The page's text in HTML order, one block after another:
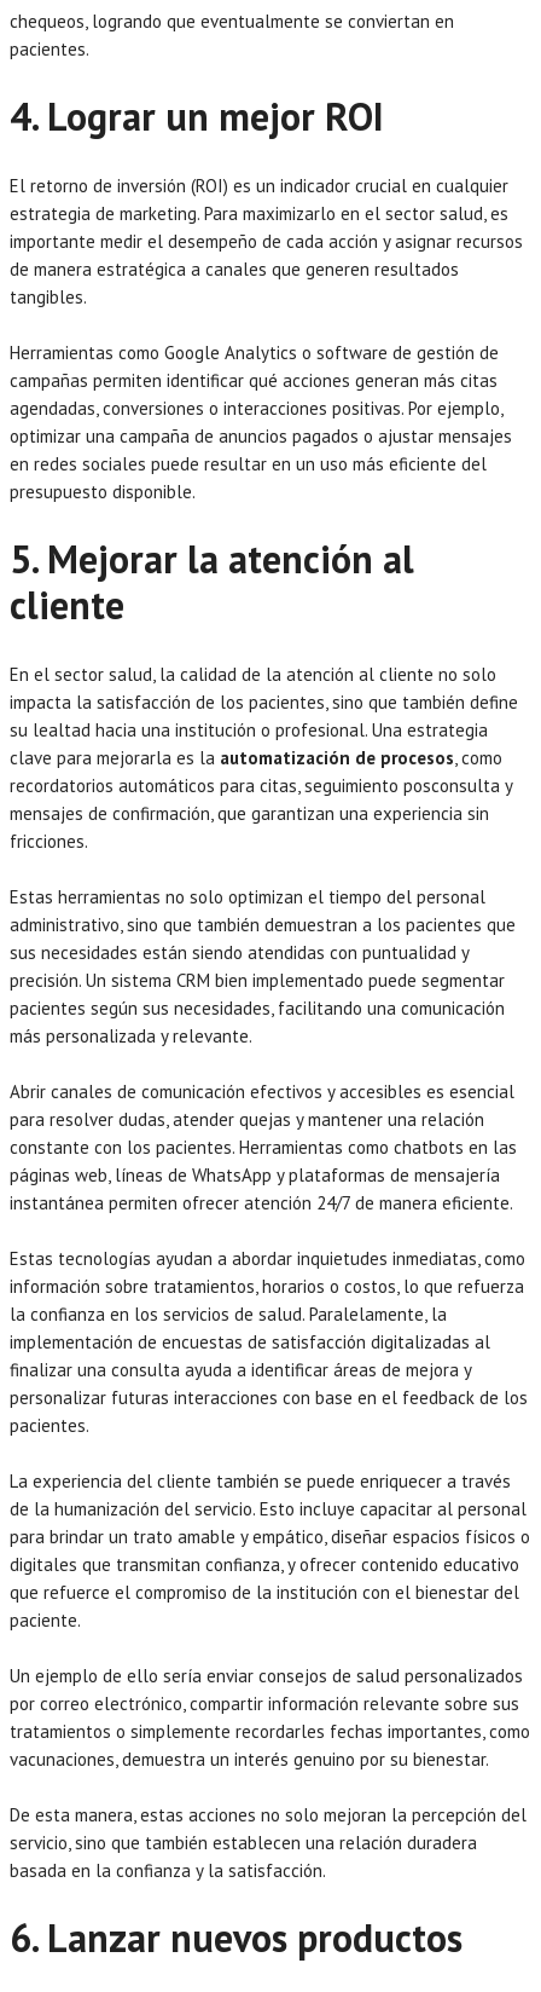
chequeos, logrando que eventualmente se conviertan en
pacientes.
4. Lograr un mejor ROI
El retorno de inversión (ROI) es un indicador crucial en cualquier
estrategia de marketing. Para maximizarlo en el sector salud, es
importante medir el desempeño de cada acción y asignar recursos
de manera estratégica a canales que generen resultados
tangibles.
Herramientas como Google Analytics o software de gestión de
campañas permiten identificar qué acciones generan más citas
agendadas, conversiones o interacciones positivas. Por ejemplo,
optimizar una campaña de anuncios pagados o ajustar mensajes
en redes sociales puede resultar en un uso más eficiente del
presupuesto disponible.
5. Mejorar la atención al
cliente
En el sector salud, la calidad de la atención al cliente no solo
impacta la satisfacción de los pacientes, sino que también define
su lealtad hacia una institución o profesional. Una estrategia
clave para mejorarla es la automatización de procesos, como
recordatorios automáticos para citas, seguimiento posconsulta y
mensajes de confirmación, que garantizan una experiencia sin
fricciones.
Estas herramientas no solo optimizan el tiempo del personal
administrativo, sino que también demuestran a los pacientes que
sus necesidades están siendo atendidas con puntualidad y
precisión. Un sistema CRM bien implementado puede segmentar
pacientes según sus necesidades, facilitando una comunicación
más personalizada y relevante.
Abrir canales de comunicación efectivos y accesibles es esencial
para resolver dudas, atender quejas y mantener una relación
constante con los pacientes. Herramientas como chatbots en las
páginas web, líneas de WhatsApp y plataformas de mensajería
instantánea permiten ofrecer atención 24/7 de manera eficiente.
Estas tecnologías ayudan a abordar inquietudes inmediatas, como
información sobre tratamientos, horarios o costos, lo que refuerza
la confianza en los servicios de salud. Paralelamente, la
implementación de encuestas de satisfacción digitalizadas al
finalizar una consulta ayuda a identificar áreas de mejora y
personalizar futuras interacciones con base en el feedback de los
pacientes.
La experiencia del cliente también se puede enriquecer a través
de la humanización del servicio. Esto incluye capacitar al personal
para brindar un trato amable y empático, diseñar espacios físicos o
digitales que transmitan confianza, y ofrecer contenido educativo
que refuerce el compromiso de la institución con el bienestar del
paciente.
Un ejemplo de ello sería enviar consejos de salud personalizados
por correo electrónico, compartir información relevante sobre sus
tratamientos o simplemente recordarles fechas importantes, como
vacunaciones, demuestra un interés genuino por su bienestar.
De esta manera, estas acciones no solo mejoran la percepción del
servicio, sino que también establecen una relación duradera
basada en la confianza y la satisfacción.
6. Lanzar nuevos productos